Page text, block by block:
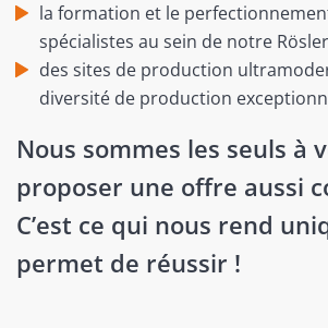
la formation et le
spécialistes au sein de notre
des sites de production
diversité de production
Nous sommes les seuls à
proposer une offre aussi
C’est ce qui nous rend
permet de réussir !